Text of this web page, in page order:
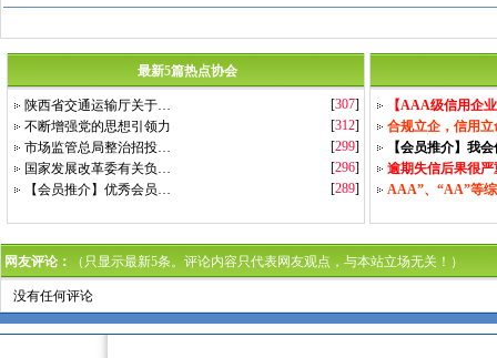
最新5篇热点协会
陕西省交通运输厅关于… [307]
不断增强党的思想引领力
[312]
市场监管总局整治招投…
[299]
国家发展改革委有关负…
[296]
【会员推介】优秀会员…
[289]
【AAA级信用企
合规立企，信用
【会员推介】我
逾期失信后果很
AAA”、“AA”等
网友评论： （只显示最新5条。评论内容只代表网友观点，与本站立场无关！）
没有任何评论